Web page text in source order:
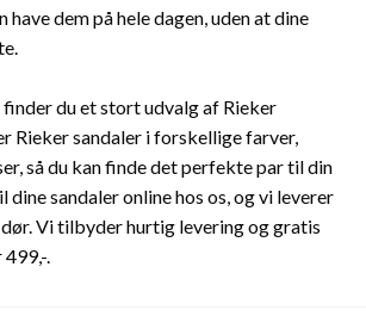
have dem på hele dagen, uden at dine
du et stort udvalg af Rieker
Rieker sandaler i forskellige farver,
så du kan finde det perfekte par til din
dine sandaler online hos os, og vi leverer
Vi tilbyder hurtig levering og gratis
.